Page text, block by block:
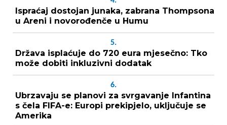
Ispraćaj dostojan junaka, zabrana Thompsona
u Areni i novorođenče u Humu
5.
Država isplaćuje do 720 eura mjesečno: Tko
može dobiti inkluzivni dodatak
6.
Ubrzavaju se planovi za svrgavanje Infantina
s čela FIFA-e: Europi prekipjelo, uključuje se
Amerika